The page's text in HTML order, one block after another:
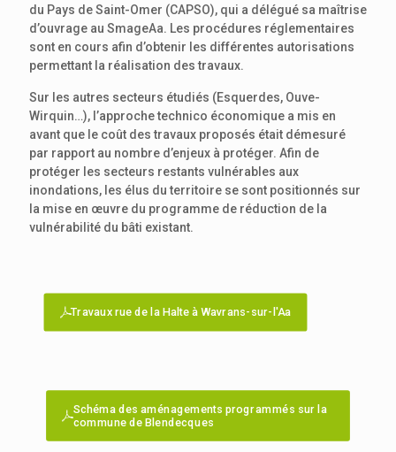
du Pays de Saint-Omer (CAPSO), qui a délégué sa maîtrise
d’ouvrage au SmageAa. Les procédures réglementaires
sont en cours afin d’obtenir les différentes autorisations
permettant la réalisation des travaux.
Sur les autres secteurs étudiés (Esquerdes, Ouve-
Wirquin…), l’approche technico économique a mis en
avant que le coût des travaux proposés était démesuré
par rapport au nombre d’enjeux à protéger. Afin de
protéger les secteurs restants vulnérables aux
inondations, les élus du territoire se sont positionnés sur
la mise en œuvre du programme de réduction de la
vulnérabilité du bâti existant.
Travaux rue de la Halte à Wavrans-sur-l'Aa
Schéma des aménagements programmés sur la
commune de Blendecques